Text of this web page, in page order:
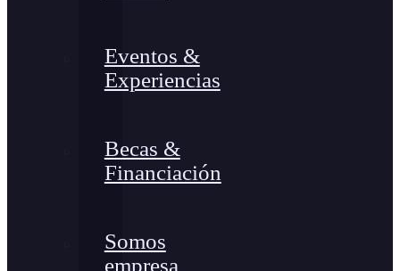
Eventos &
Experiencias
Becas &
Financiación
Somos
empresa